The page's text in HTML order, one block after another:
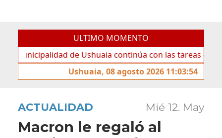
ULTIMO MOMENTO
de Ushuaia continúa con las tareas de
Ushuaia, 08 agosto 2026 11:03:54
ACTUALIDAD Mié 12. May
Macron le regaló al